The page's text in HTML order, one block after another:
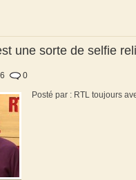
une sorte de selfie
0
Posté par : RTL toujours